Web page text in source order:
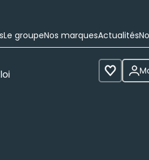
Le groupeNos marquesActualités
Voir